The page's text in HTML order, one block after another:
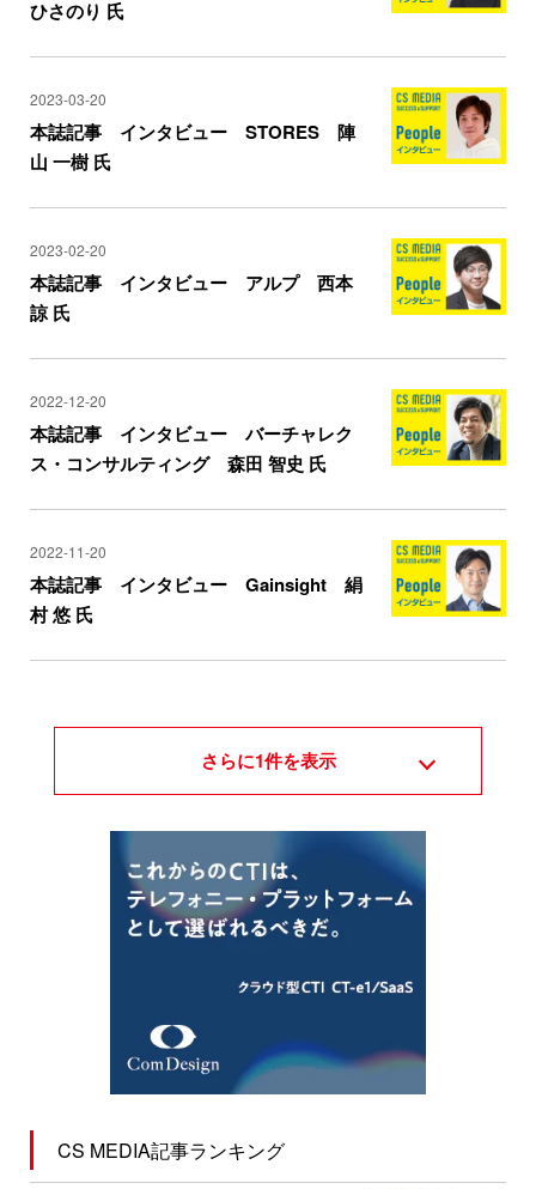
ひさのり 氏
2023-03-20
本誌記事 インタビュー STORES 陣
山 一樹 氏
2023-02-20
本誌記事 インタビュー アルプ 西本
諒 氏
2022-12-20
本誌記事 インタビュー バーチャレク
ス・コンサルティング 森田 智史 氏
2022-11-20
本誌記事 インタビュー Gainsight 絹
村 悠 氏
さらに1件を表示
CS MEDIA記事ランキング